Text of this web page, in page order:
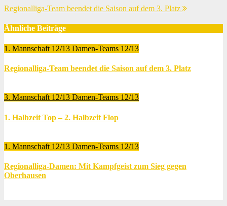
Regionalliga-Team beendet die Saison auf dem 3. Platz
Ähnliche Beiträge
1. Mannschaft 12/13 Damen-Teams 12/13
Regionalliga-Team beendet die Saison auf dem 3. Platz
3. Mannschaft 12/13 Damen-Teams 12/13
1. Halbzeit Top – 2. Halbzeit Flop
1. Mannschaft 12/13 Damen-Teams 12/13
Regionalliga-Damen: Mit Kampfgeist zum Sieg gegen
Oberhausen